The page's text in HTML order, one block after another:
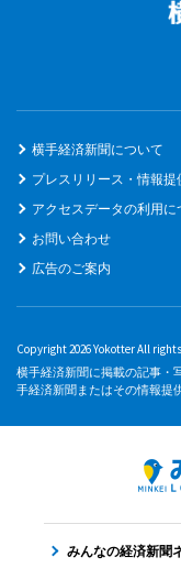
横手経済新聞について
プレスリリース・情報提
アクセスデータの利用に
お問い合わせ
広告のご案内
Copyright 2026 Yokotter All
横手経済新聞に掲載の記事・
手経済新聞またはその情報提
みんなの経済新聞